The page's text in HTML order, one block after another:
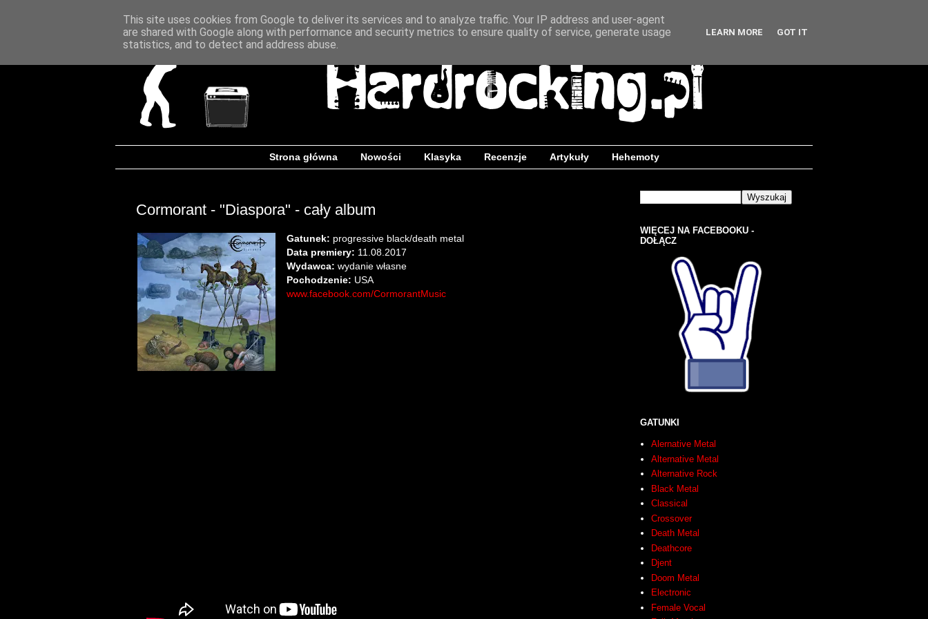
Strona główna Nowości Klasyka Recenzje Artykuły Hehemoty
Cormorant - "Diaspora" - cały album
Gatunek: progressive black/death metal
Data premiery: 11.08.2017
Wydawca: wydanie własne
Pochodzenie: USA
www.facebook.com/CormorantMusic
WIĘCEJ NA FACEBOOKU -
DOŁĄCZ
GATUNKI
Alernative Metal
Alternative Metal
Alternative Rock
Black Metal
Classical
Crossover
Death Metal
Deathcore
Djent
Doom Metal
Electronic
Female Vocal
This site uses cookies from Google to deliver its services and to analyze traffic. Your IP address and user-agent
are shared with Google along with performance and security metrics to ensure quality of service, generate usage
statistics, and to detect and address abuse.
LEARN MORE GOT IT